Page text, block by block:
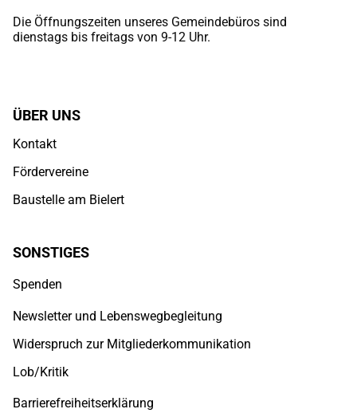
Die Öffnungszeiten unseres Gemeindebüros sind
dienstags bis freitags von 9-12 Uhr.
ÜBER UNS
Kontakt
Fördervereine
Baustelle am Bielert
SONSTIGES
Spenden
Newsletter und Lebenswegbegleitung
Widerspruch zur Mitgliederkommunikation
Lob/Kritik
Barrierefreiheitserklärung